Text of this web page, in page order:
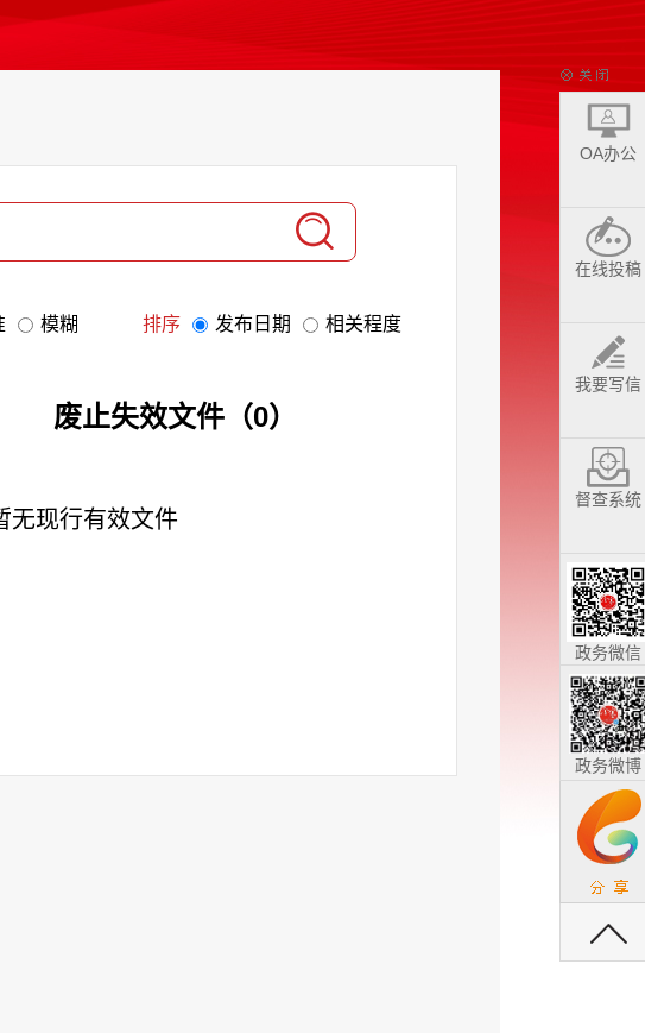
模糊 排序 发布日期 相关程度
废止失效文件 （0）
无现行有效文件
OA办公
在线投稿
我要写信
督查系统
政务微信
政务微博